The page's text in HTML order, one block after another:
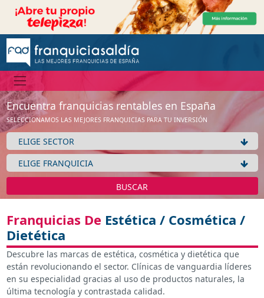
Encuentra franquicias rentables en España
SELECCIONAMOS LAS MEJORES FRANQUICIAS PARA TU INVERSIÓN
BUSCAR
Franquicias De Estética / Cosmética /
Dietética
Descubre las marcas de estética, cosmética y dietética que
están revolucionando el sector. Clínicas de vanguardia líderes
en su especialidad gracias al uso de productos naturales, la
última tecnología y contrastada calidad.